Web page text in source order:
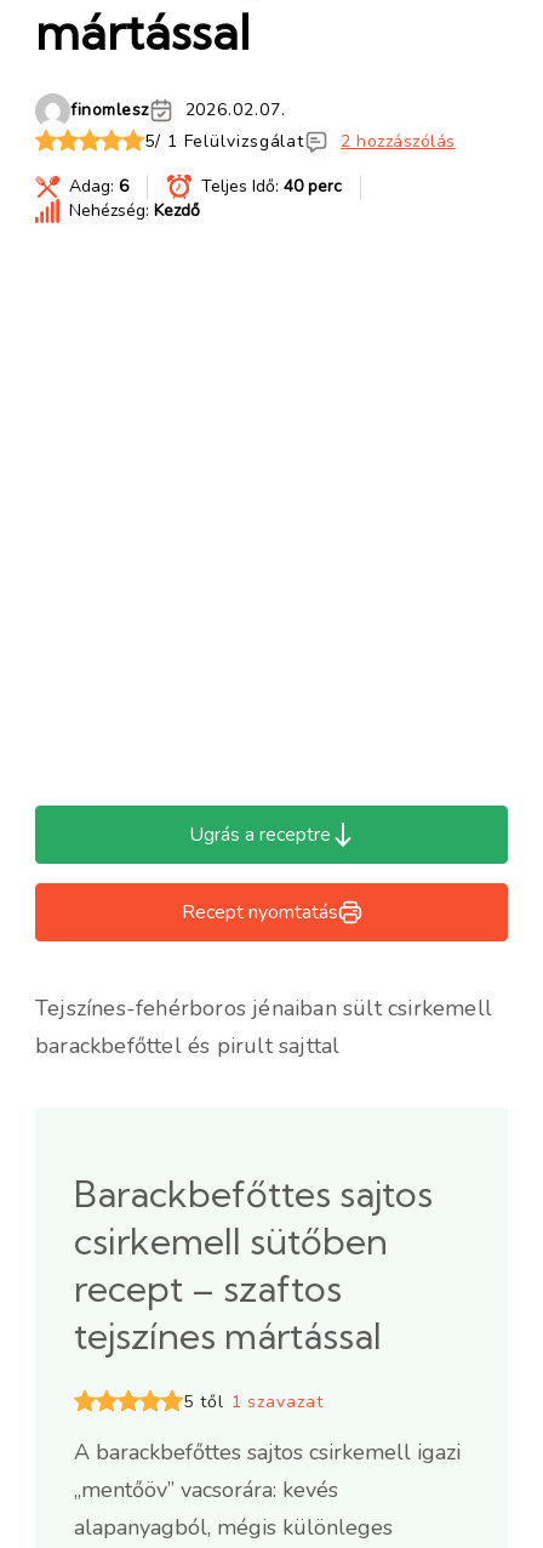
mártással
finomlesz
2026.02.07.
5/ 1 Felülvizsgálat
2 hozzászólás
Adag: 6 Teljes Idő: 40 perc
Nehézség: Kezdő
Ugrás a receptre
Recept nyomtatás
Tejszínes-fehérboros jénaiban sült csirkemell
barackbefőttel és pirult sajttal
Barackbefőttes sajtos
csirkemell sütőben
recept – szaftos
tejszínes mártással
5 től 1 szavazat
A barackbefőttes sajtos csirkemell igazi
„mentőöv” vacsorára: kevés
alapanyagból, mégis különleges